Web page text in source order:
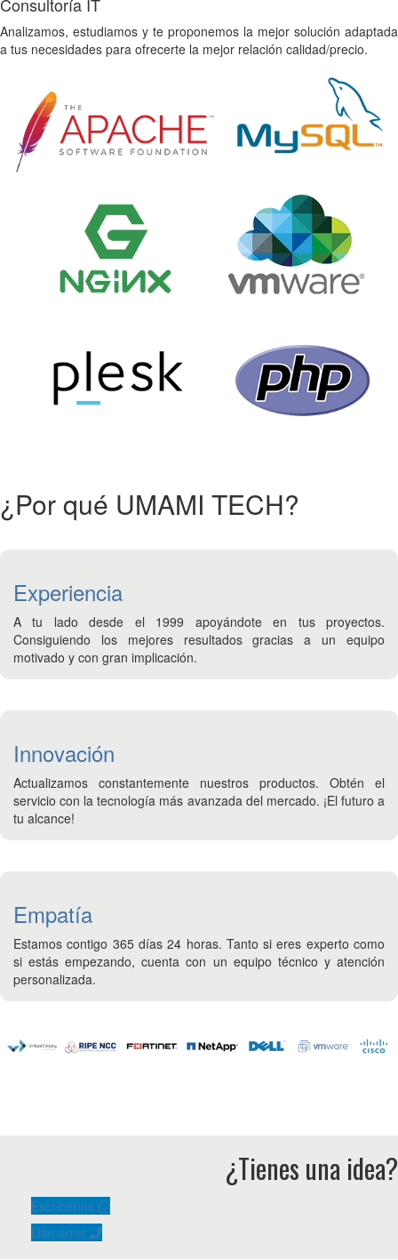
Analizamos, estudiamos y te proponemos la mejor solución adaptada
a tus necesidades para ofrecerte la mejor relación calidad/precio.
¿Por qué UMAMI TECH?
Experiencia
A tu lado desde el 1999 apoyándote en tus proyectos.
Consiguiendo los mejores resultados gracias a un equipo
motivado y con gran implicación.
Innovación
Actualizamos constantemente nuestros productos. Obtén el
servicio con la tecnología más avanzada del mercado. ¡El futuro a
tu alcance!
Empatía
Estamos contigo 365 días 24 horas. Tanto si eres experto como
si estás empezando, cuenta con un equipo técnico y atención
personalizada.
¿Tienes una idea?
Escríbenos
Llámanos